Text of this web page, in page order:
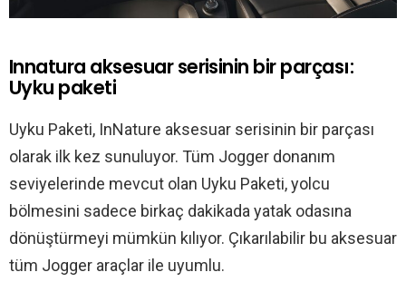
Innatura aksesuar serisinin bir parçası:
Uyku paketi
Uyku Paketi, InNature aksesuar serisinin bir parçası
olarak ilk kez sunuluyor. Tüm Jogger donanım
seviyelerinde mevcut olan Uyku Paketi, yolcu
bölmesini sadece birkaç dakikada yatak odasına
dönüştürmeyi mümkün kılıyor. Çıkarılabilir bu aksesuar
tüm Jogger araçlar ile uyumlu.